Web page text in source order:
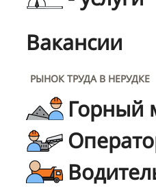
Вакансии
РЫНОК ТРУДА В НЕРУДКЕ
Горный